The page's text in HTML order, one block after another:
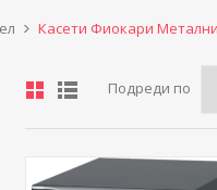
Касети Фиокари Метални
Подреди по